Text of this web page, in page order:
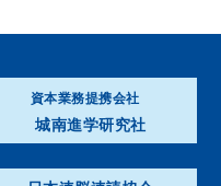
資本業務提携会社
城南進学研究社